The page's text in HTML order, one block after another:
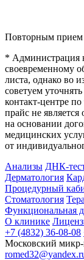
Повторным прием
* Администрация
своевременному
листа, однако во
советуем
контакт-центре
прайс не
на основании
медицинских
от
Анализы ДНК-
Дерматология
Процедурный
Стоматология
Функциональная
О клинике
+7 (4832) 36-08-08
Московский